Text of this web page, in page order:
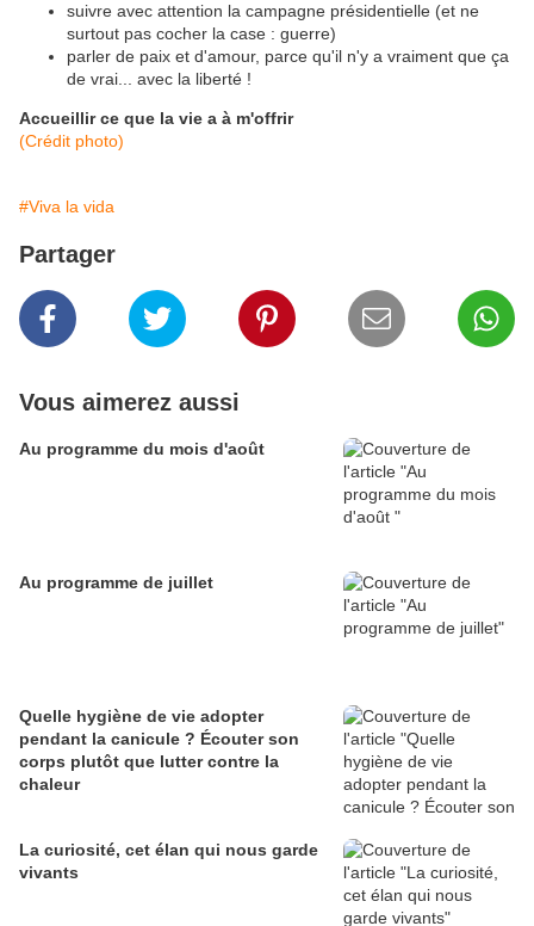
suivre avec attention la campagne présidentielle (et ne
surtout pas cocher la case : guerre)
parler de paix et d'amour, parce qu'il n'y a vraiment que ça
de vrai... avec la liberté !
Accueillir ce que la vie a à m'offrir
(Crédit photo)
#Viva la vida
Partager
Vous aimerez aussi
Au programme du mois d'août
Au programme de juillet
Quelle hygiène de vie adopter
pendant la canicule ? Écouter son
corps plutôt que lutter contre la
chaleur
La curiosité, cet élan qui nous garde
vivants